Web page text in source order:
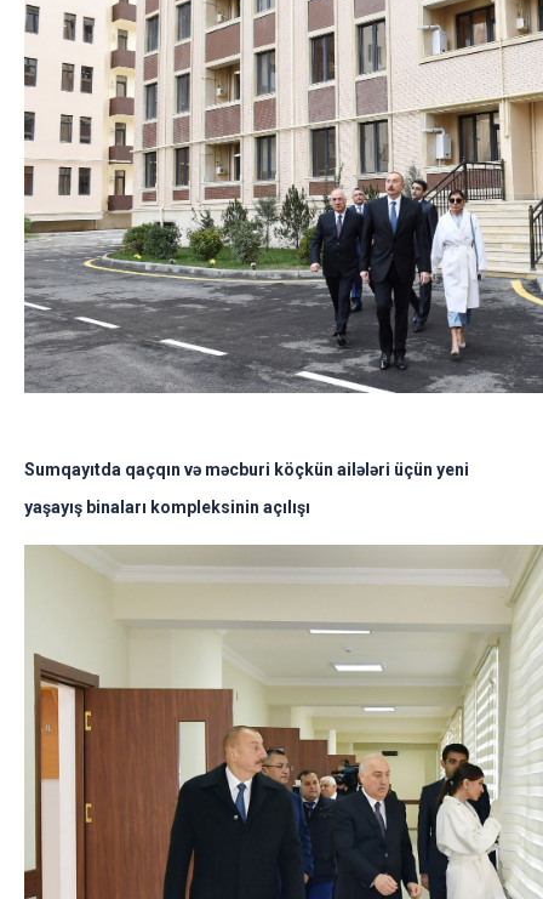
Sumqayıtda qaçqın və məcburi köçkün ailələri üçün yeni
yaşayış binaları kompleksinin açılışı